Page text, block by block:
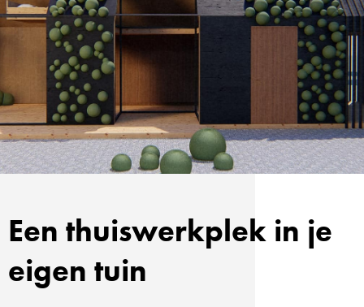
Een thuiswerkplek in je
eigen tuin